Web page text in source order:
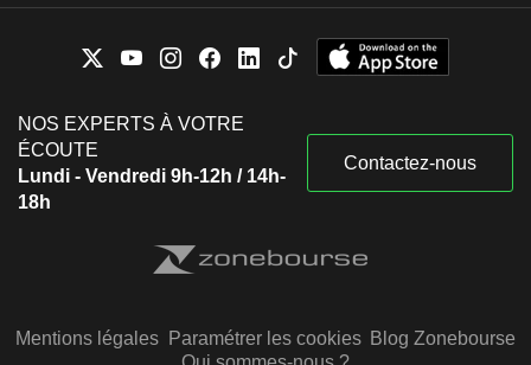
NOS EXPERTS À VOTRE
ÉCOUTE
Lundi - Vendredi 9h-12h / 14h-
18h
Contactez-nous
Mentions légales Paramétrer les cookies Blog Zonebourse